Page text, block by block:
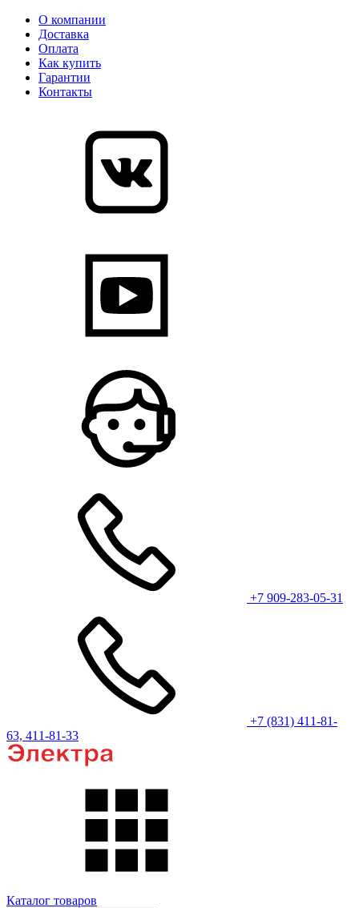
О компании
Доставка
Оплата
Как купить
Гарантии
Контакты
+7 909-283-05-31
+7 (831) 411-81-
63, 411-81-33
Каталог товаров